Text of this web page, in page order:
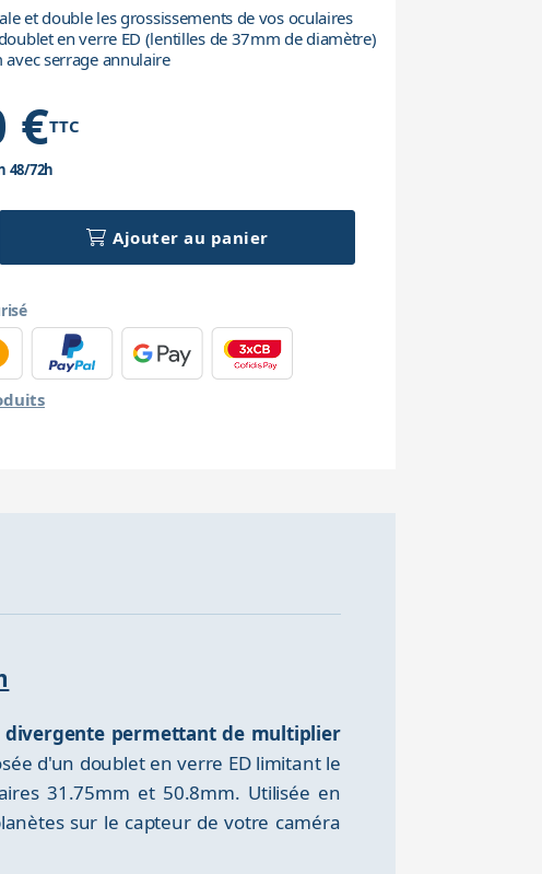
et double les grossissements de vos oculaires
en verre ED (lentilles de 37mm de diamètre)
serrage annulaire
€TTC
48/72h
Ajouter au panier
divergente permettant de multiplier
d'un doublet en verre ED limitant le
31.75mm et 50.8mm. Utilisée en
sur le capteur de votre caméra